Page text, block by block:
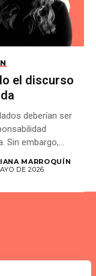
el discurso
deberían ser
Sin embargo,
MARROQUÍN
DE 2026